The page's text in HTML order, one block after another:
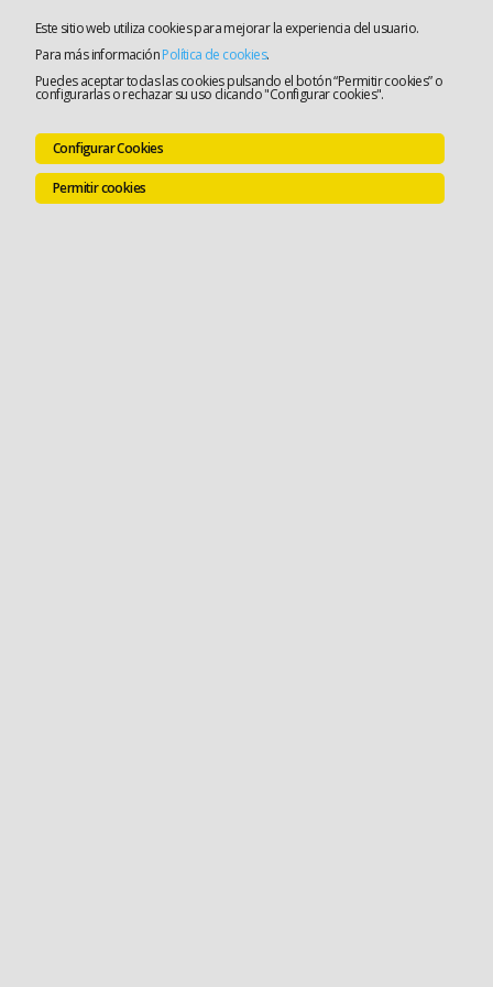
Este sitio web utiliza cookies para mejorar la experiencia del usuario.
Para más informaciónPolítica de cookies.
Puedes aceptar todas las cookies pulsando el botón “Permitir cookies” o
configurarlas o rechazar su uso clicando "Configurar cookies".
Configurar Cookies
Permitir cookies